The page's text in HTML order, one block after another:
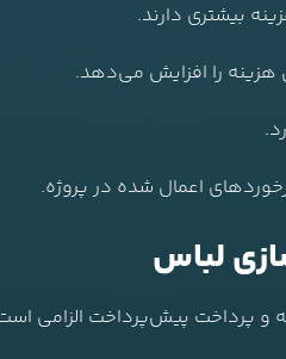
بیشتری دارند.
هزینه را افزایش می‌دهد.
اعمال شده در پروژه.
لباس
و پرداخت پیش‌پرداخت الزامی